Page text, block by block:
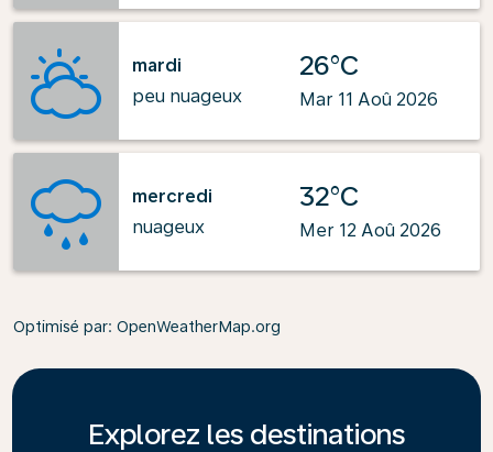
mardi
peu nuageux
26°C
Mar 11 Aoû 2026
mercredi
nuageux
32°C
Mer 12 Aoû 2026
Optimisé par: OpenWeatherMap.org
Explorez les destinations